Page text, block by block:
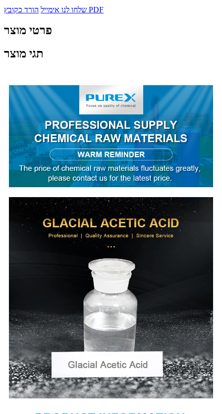
שלחו לנו אימייל הורד כקובץ PDF
פרטי מוצר
תגי מוצר